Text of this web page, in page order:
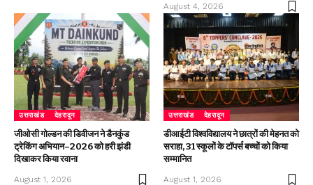
August 4, 2026
उत्तराखंड देहरादून
जीओसी गोल्डन की डिवीजन ने डैनकुंड
ट्रेकिंग अभियान–2026 को हरी झंडी
दिखाकर किया रवाना
August 1, 2026
उत्तराखंड देहरादून
डीआईटी विश्वविद्यालय ने छात्रों की मेहनत को
सराहा, 31 स्कूलों के टॉपर्स बच्चों को किया
सम्मानित
August 1, 2026